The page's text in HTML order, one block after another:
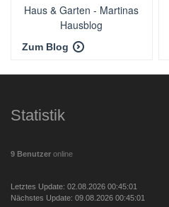
Haus & Garten - Martinas
Hausblog
Zum Blog
Statistik
9 Benutzer online
Letztes Update: 02.08.2026 00:45:01
Nächstes Update: 09.08.2026 00:45:01